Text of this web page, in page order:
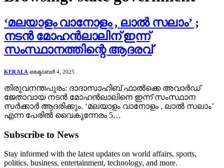
‘മലയാളം വാനോളം , ലാൽ സലാം’ ;
നടൻ മോഹൻലാലിന് ഇന്ന്
സംസ്ഥാനത്തിന്റെ ആദരവ്
KERALA ഒക്ടോബർ 4, 2025
തിരുവനന്തപുരം: ദാദാസാഹിബ് ഫാൽക്കെ അവാർഡ്
ജേതാവായ നടൻ മോഹൻലാലിനെ ഇന്ന് സംസ്ഥാന
സർക്കാർ ആദരിക്കും. ‘മലയാളം വാനോളം , ലാൽ സലാം’
എന്ന പേരിൽ വൈകുന്നേരം 5…
Subscribe to News
Stay informed with the latest updates on world affairs, sports,
politics, business, entertainment, technology, and more.